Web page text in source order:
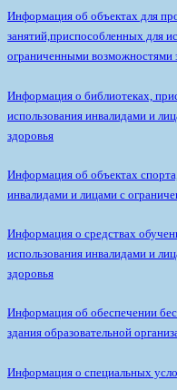
Информация об объектах для
занятий,приспособленных для
ограниченными возможностями
Информация о библиотеках,
использования инвалидами и
здоровья
Информация об объектах
инвалидами и лицами с
Информация о средствах
использования инвалидами и
здоровья
Информация об обеспечении
здания образовательной
Информация о специальных